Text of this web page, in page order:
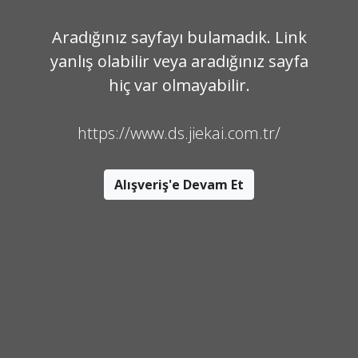
Aradığınız sayfayı bulamadık. Link
yanlış olabilir veya aradığınız sayfa
hiç var olmayabilir.
https://www.ds.jiekai.com.tr/
Alışveriş'e Devam Et